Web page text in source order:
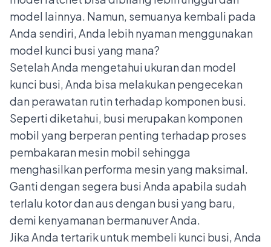
model lainnya. Namun, semuanya kembali pada
Anda sendiri, Anda lebih nyaman menggunakan
model kunci busi yang mana?
Setelah Anda mengetahui ukuran dan model
kunci busi, Anda bisa melakukan pengecekan
dan perawatan rutin terhadap komponen busi.
Seperti diketahui, busi merupakan komponen
mobil yang berperan penting terhadap proses
pembakaran mesin mobil sehingga
menghasilkan performa mesin yang maksimal.
Ganti dengan segera busi Anda apabila sudah
terlalu kotor dan aus dengan busi yang baru,
demi kenyamanan bermanuver Anda.
Jika Anda tertarik untuk membeli kunci busi, Anda